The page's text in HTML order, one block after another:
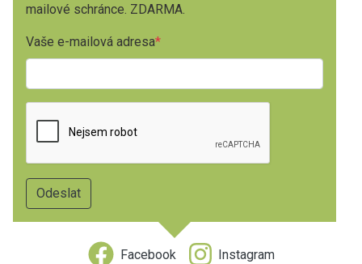
mailové schránce. ZDARMA.
Vaše e-mailová adresa
Facebook Instagram